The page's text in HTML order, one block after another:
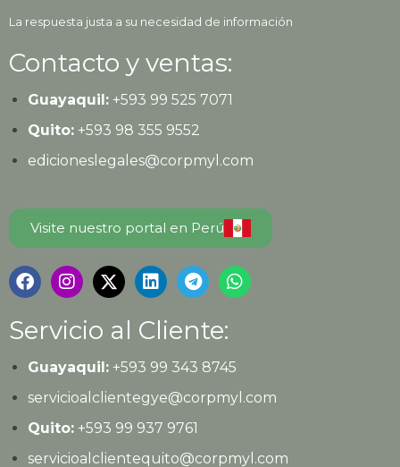
La respuesta justa a su necesidad de información
Contacto y ventas:
Guayaquil:+593 99 525 7071
Quito:+593 98 355 9552
edicioneslegales@corpmyl.com
Visite nuestro portal en Perú
Servicio al Cliente:
Guayaquil:+593 99 343 8745
servicioalclientegye@corpmyl.com
Quito:+593 99 937 9761
servicioalclientequito@corpmyl.com